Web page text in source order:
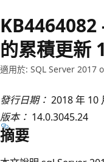
的累積更新
適用於: SQL Server 2017
發行日期： 2018 年 10
版本： 14.0.3045.24
摘要